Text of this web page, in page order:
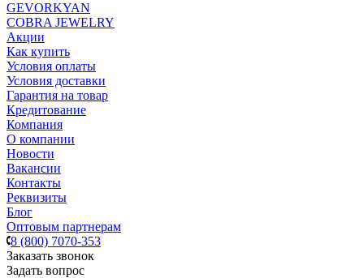
GEVORKYAN
COBRA JEWELRY
Акции
Как купить
Условия оплаты
Условия доставки
Гарантия на товар
Кредитование
Компания
О компании
Новости
Вакансии
Контакты
Реквизиты
Блог
Оптовым партнерам
8 (800) 7070-353
Заказать звонок
Задать вопрос